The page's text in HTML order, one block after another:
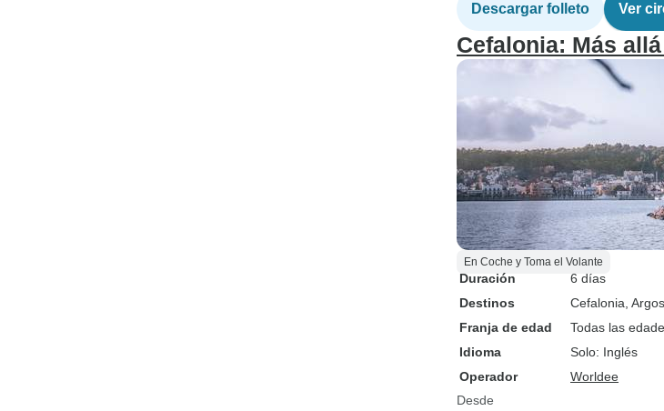
Descargar folleto Ver
Cefalonia: Más
En Coche y Toma el Volante
Duración
6 días
Destinos
Cefalonia ,
Franja de edad
Todas las
Idioma
Solo: Inglés
Operador
Worldee
Desde